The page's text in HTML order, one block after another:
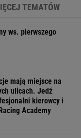
TEMATÓW
ws. pierwszego
mają miejsce na
ulicach. Jedź
kierowcy i
Academy